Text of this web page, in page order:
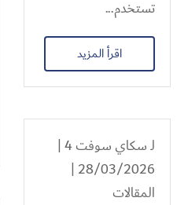
تستخدم...
اقرأ المزيد
لـسكاي سوفت 4
|
28/03/2026 |
المقالات